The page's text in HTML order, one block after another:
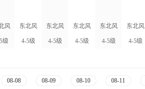
风
级
东北风
4-5级
东北风
4-5级
东北风
4-5级
东北风
4-5级
东北风
4-5级
08-08 08-09 08-10 08-11